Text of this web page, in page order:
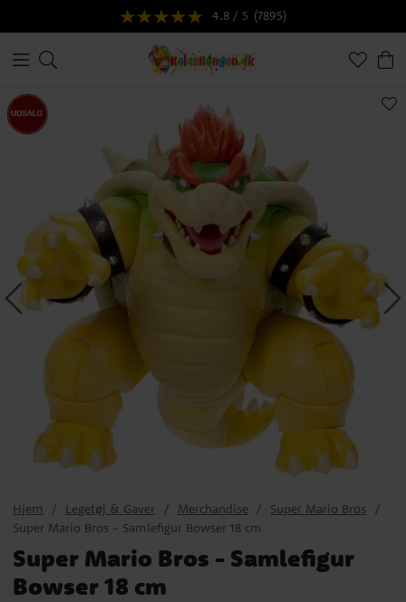
4.8 / 5 (7895)
Hjem Legetøj & Gaver Merchandise
Super Mario Bros
Super Mario Bros - Samlefigur Bowser 18 cm
Super Mario Bros - Samlefigur
Bowser 18 cm